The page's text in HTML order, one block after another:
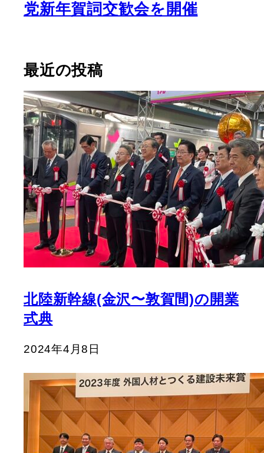
党新年賀詞交歓会を開催
最近の投稿
北陸新幹線(金沢〜敦賀間)の開業
式典
2024年4月8日